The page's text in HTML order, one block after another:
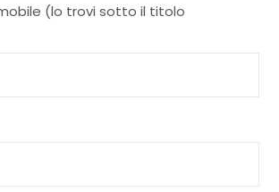
(lo trovi sotto il titolo